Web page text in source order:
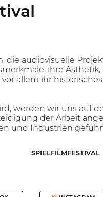
die audiovisuelle
ihre
allem ihr
werden wir uns auf
der Arbeit
und Industrien
SPIELFILMFESTIVAL